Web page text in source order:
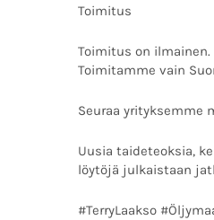
Toimitus
Toimitus on ilmainen.
Toimitamme vain
Seuraa yrityksemme
Uusia taideteoksia,
löytöjä julkaistaan
#TerryLaakso